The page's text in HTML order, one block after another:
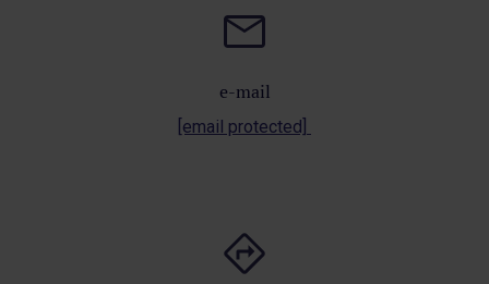
e-mail
[email protected]